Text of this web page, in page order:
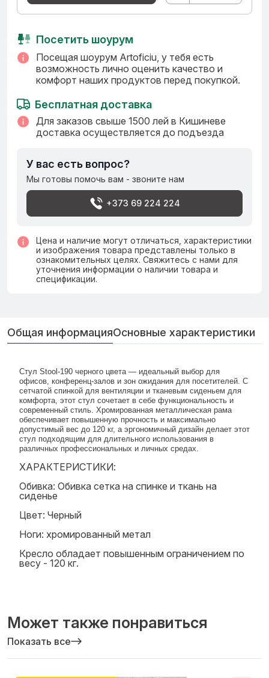
Посетить шоурум
Посещая шоурум Artoficiu, у тебя есть
возможность лично оценить качество и
комфорт наших продуктов перед покупкой.
Бесплатная доставка
Для заказов свыше 1500 лей в Кишиневе
доставка осуществляется до подъезда
У вас есть вопрос?
Мы готовы помочь вам - звоните нам
+373 69 224 224
Цена и наличие могут отличаться, характеристики
и изображения товара представлены только в
ознакомительных целях. Свяжитесь с нами для
уточнения информации о наличии товара и
спецификации.
Общая информацияОсновные характеристики
Стул Stool-190 черного цвета — идеальный выбор для
офисов, конференц-залов и зон ожидания для посетителей. С
сетчатой спинкой для вентиляции и тканевым сиденьем для
комфорта, этот стул сочетает в себе функциональность и
современный стиль. Хромированная металлическая рама
обеспечивает повышенную прочность и максимально
допустимый вес до 120 кг, а эргономичный дизайн делает этот
стул подходящим для длительного использования в
различных профессиональных и личных средах.
ХАРАКТЕРИСТИКИ:
Обивка: Обивка сетка на спинке и ткань на
сиденье
Цвет: Черный
Ноги: хромированный метал
Кресло обладает повышенным ограничением по
весу - 120 кг.
Может также понравиться
Показать все